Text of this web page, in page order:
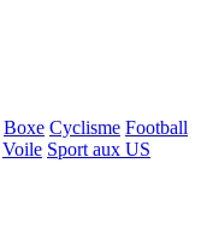
Boxe Cyclisme Football
Voile Sport aux US